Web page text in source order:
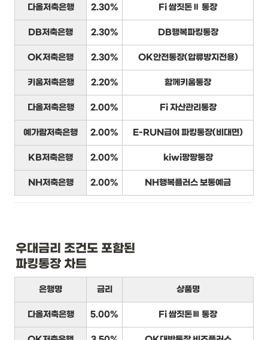
다올저축은행 2.30% Fi 쌈짓돈Ⅱ 통장
DB저축은행 2.30% DB행복파킹통장
OK저축은행 2.30% OK안전통장(압류방지전용)
키움저축은행 2.20% 함께키움통장
다올저축은행 2.00% Fi 자산관리통장
예가람저축은행 2.00% E-RUN급여 파킹통장(비대면)
KB저축은행 2.00% kiwi팡팡통장
NH저축은행 2.00% NH행복플러스 보통예금
우대금리 조건도 포함된
파킹통장 차트
은행명 금리 상품명
다올저축은행 5.00% Fi 쌈짓돈Ⅲ 통장